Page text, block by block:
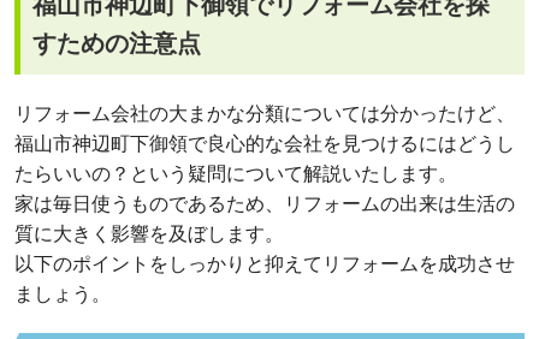
すための注意点
リフォーム会社の大まかな分類については分かったけど、
福山市神辺町下御領で良心的な会社を見つけるにはどうし
たらいいの？という疑問について解説いたします。
家は毎日使うものであるため、リフォームの出来は生活の
質に大きく影響を及ぼします。
以下のポイントをしっかりと抑えてリフォームを成功させ
ましょう。